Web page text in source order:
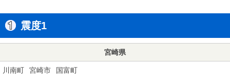
震度1
宮崎県
川南町 宮崎市 国富町